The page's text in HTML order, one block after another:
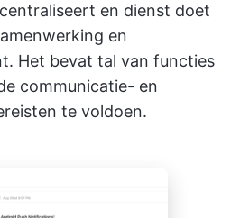
en dienst doet
en
Het bevat tal van functies
communicatie- en
te voldoen.